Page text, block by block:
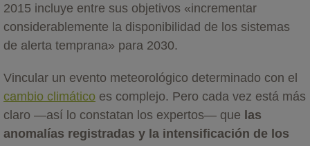
2015 incluye entre sus objetivos «incrementar
considerablemente la disponibilidad de los sistemas
de alerta temprana» para 2030.
Vincular un evento meteorológico determinado con el
cambio climático es complejo. Pero cada vez está más
claro —así lo constatan los expertos— que las
anomalías registradas y la intensificación de los